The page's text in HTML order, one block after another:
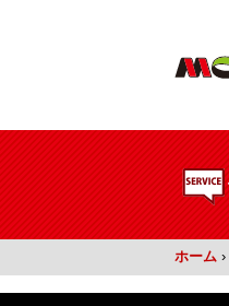
ホーム ›